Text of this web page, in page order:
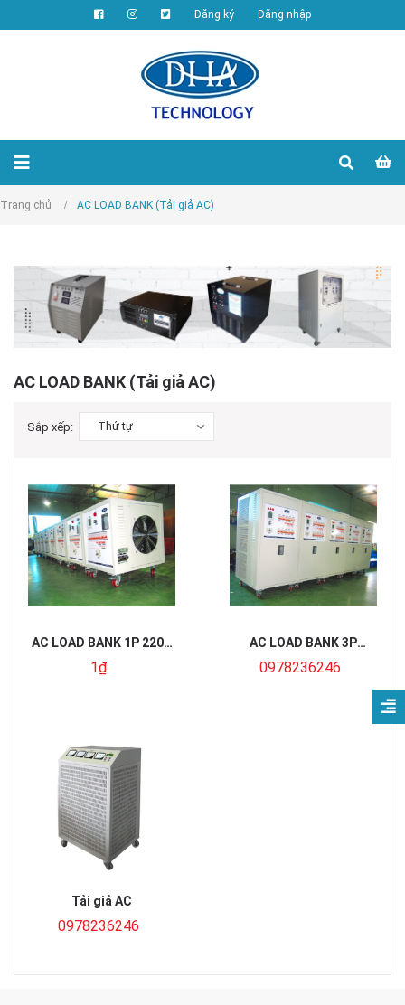
Đăng ký Đăng nhập
Trang chủ / AC LOAD BANK (Tải giả AC)
AC LOAD BANK (Tải giả AC)
Sắp xếp: Thứ tự
AC LOAD BANK 1P 220V
15Kw
1₫
AC LOAD BANK 3P
380V/220V 50KW
0978236246
Tải giả AC
0978236246